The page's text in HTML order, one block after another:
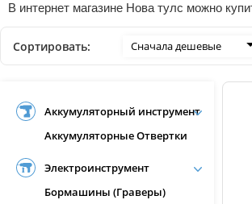
В интернет магазине Нова тулс можно
Сортировать: Сначала дешевые
Аккумуляторный инструмент
Аккумуляторные Отвертки
Электроинструмент
Бормашины (Граверы)